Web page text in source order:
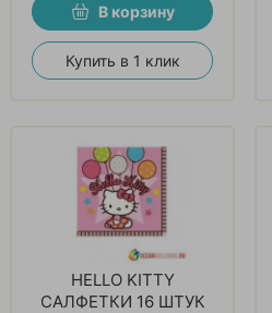
В корзину
Купить в 1 клик
HELLO KITTY
САЛФЕТКИ 16 ШТУК